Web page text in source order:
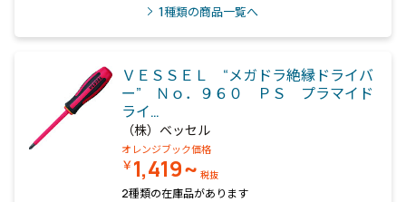
1種類の商品一覧へ
ＶＥＳＳＥＬ “メガドラ絶縁ドライバ
ー” Ｎｏ．９６０ ＰＳ プラマイド
ライ…
（株）ベッセル
オレンジブック価格
￥1,419~ 税抜
2種類の在庫品があります